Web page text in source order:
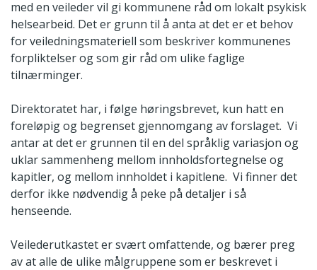
med en veileder vil gi kommunene råd om lokalt psykisk
helsearbeid. Det er grunn til å anta at det er et behov
for veiledningsmateriell som beskriver kommunenes
forpliktelser og som gir råd om ulike faglige
tilnærminger.
Direktoratet har, i følge høringsbrevet, kun hatt en
foreløpig og begrenset gjennomgang av forslaget. Vi
antar at det er grunnen til en del språklig variasjon og
uklar sammenheng mellom innholdsfortegnelse og
kapitler, og mellom innholdet i kapitlene. Vi finner det
derfor ikke nødvendig å peke på detaljer i så
henseende.
Veilederutkastet er svært omfattende, og bærer preg
av at alle de ulike målgruppene som er beskrevet i